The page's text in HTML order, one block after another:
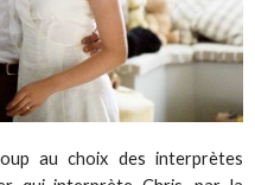
au choix des interprètes